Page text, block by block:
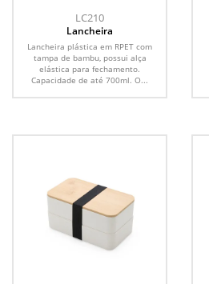
LC210
Lancheira
Lancheira plástica em RPET com
tampa de bambu, possui alça
elástica para fechamento.
Capacidade de até 700ml. O...